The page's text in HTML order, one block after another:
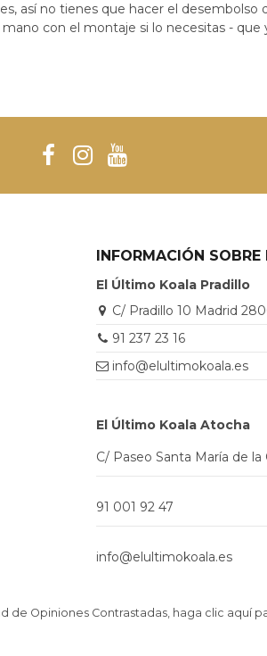
así no tienes que hacer el
con el montaje si lo necesitas -
INFORMACIÓN
El Último Koala Pradillo
C/ Pradillo 10 Madrid
91 237 23 16
info@elultimokoala.es
El Último Koala Atocha
C/ Paseo Santa María de la
91 001 92 47
info@elultimokoala.es
de Opiniones Contrastadas, haga clic aquí